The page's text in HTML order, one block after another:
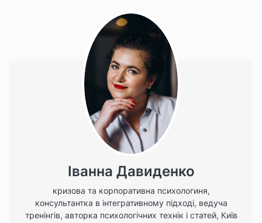
Іванна Давиденко
кризова та корпоративна психологиня,
консультантка в інтегративному підході, ведуча
тренінгів, авторка психологічних технік і статей, Київ